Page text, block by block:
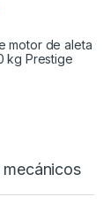
motor de aleta
kg Prestige
mecánicos